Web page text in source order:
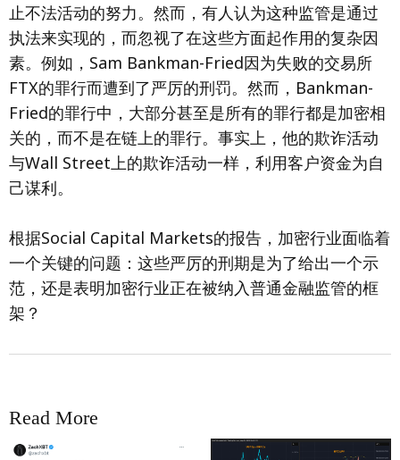
止不法活动的努力。然而，有人认为这种监管是通过
执法来实现的，而忽视了在这些方面起作用的复杂因
素。例如，Sam Bankman-Fried因为失败的交易所
FTX的罪行而遭到了严厉的刑罚。然而，Bankman-
Fried的罪行中，大部分甚至是所有的罪行都是加密相
关的，而不是在链上的罪行。事实上，他的欺诈活动
与Wall Street上的欺诈活动一样，利用客户资金为自
己谋利。
根据Social Capital Markets的报告，加密行业面临着
一个关键的问题：这些严厉的刑期是为了给出一个示
范，还是表明加密行业正在被纳入普通金融监管的框
架？
Read More